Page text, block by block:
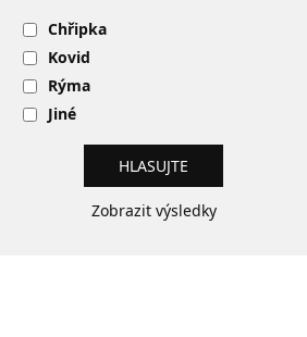
Chřipka
Kovid
Rýma
Jiné
Zobrazit výsledky